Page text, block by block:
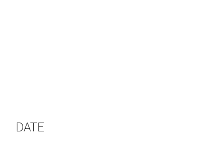
DATE